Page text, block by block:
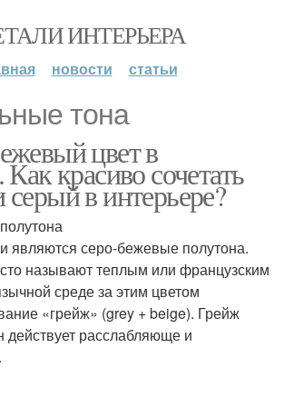
ИНТЕРЬЕРА
новости статьи
тона
цвет в
красиво сочетать
в интерьере?
являются серо-бежевые полутона.
называют теплым или французским
среде за этим цветом
«грейж» (grey + beige). Грейж
действует расслабляюще и